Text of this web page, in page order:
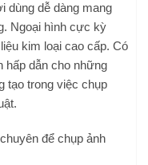
dùng dễ dàng mang
Ngoại hình cực kỳ
kim loại cao cấp. Có
hấp dẫn cho những
tạo trong việc chụp